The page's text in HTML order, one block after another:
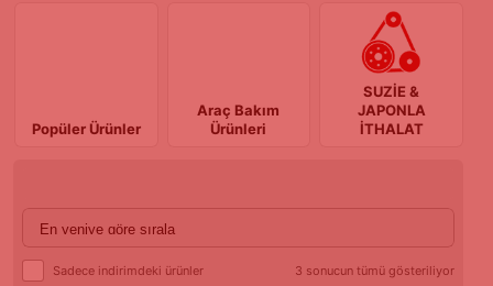
Popüler Ürünler
Araç Bakım
Ürünleri
SUZİE &
JAPONLA
İTHALAT
Sadece indirimdeki ürünler 3 sonucun tümü gösteriliyor